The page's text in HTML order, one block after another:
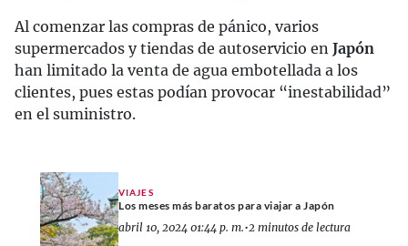
Al comenzar las compras de pánico, varios
supermercados y tiendas de autoservicio en Japón
han limitado la venta de agua embotellada a los
clientes, pues estas podían provocar “inestabilidad”
en el suministro.
VIAJES
Los meses más baratos para viajar a Japón
abril 10, 2024 01:44 p. m.•2 minutos de lectura